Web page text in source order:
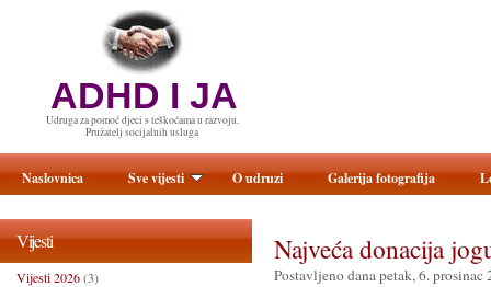
ADHD I JA
Udruga za pomoć djeci s teškoćama u razvoju.
Pružatelj socijalnih usluga
Najveća donacija
Postavljeno dana petak, 6.
Vijesti
Vijesti 2026(3)
Naslovnica Sve vijesti O udruzi Galerija fotografija